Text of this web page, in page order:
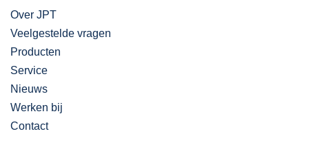
Over JPT
Veelgestelde vragen
Producten
Service
Nieuws
Werken bij
Contact